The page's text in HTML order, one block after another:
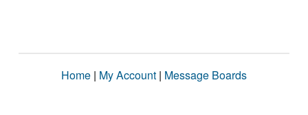
Home | My Account | Message Boards